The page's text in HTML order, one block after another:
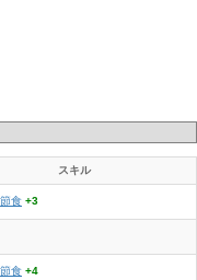
スキル
節食 +3
節食 +4